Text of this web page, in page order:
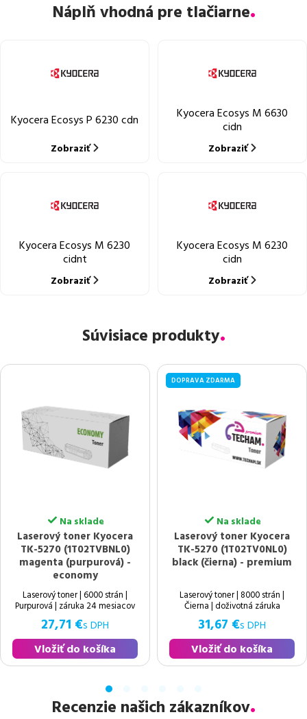
Náplň vhodná pre tlačiarne
Kyocera Ecosys P 6230 cdn
Zobraziť
Kyocera Ecosys M 6630
cidn
Zobraziť
Kyocera Ecosys M 6230
cidnt
Zobraziť
Kyocera Ecosys M 6230
cidn
Zobraziť
Súvisiace produkty
Na sklade
Laserový toner Kyocera
TK-5270 (1T02TVBNL0)
magenta (purpurová) -
economy
Laserový toner | 6000 strán |
Purpurová | záruka 24 mesiacov
27,71 €s DPH
Vložiť do košíka
DOPRAVA ZDARMA
Na sklade
Laserový toner Kyocera
TK-5270 (1T02TV0NL0)
black (čierna) - premium
Laserový toner | 8000 strán |
Čierna | doživotná záruka
31,67 €s DPH
Vložiť do košíka
Recenzie našich zákazníkov